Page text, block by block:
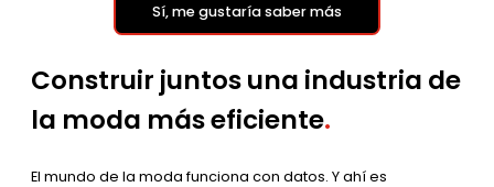
Sí, me gustaría saber más
Construir juntos una industria de
la moda más eficiente.
El mundo de la moda funciona con datos. Y ahí es